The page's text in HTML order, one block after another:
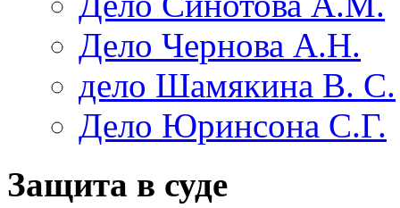
Дело Чернова А.Н.
дело Шамякина В. С.
Дело Юринсона С.Г.
Защита в суде